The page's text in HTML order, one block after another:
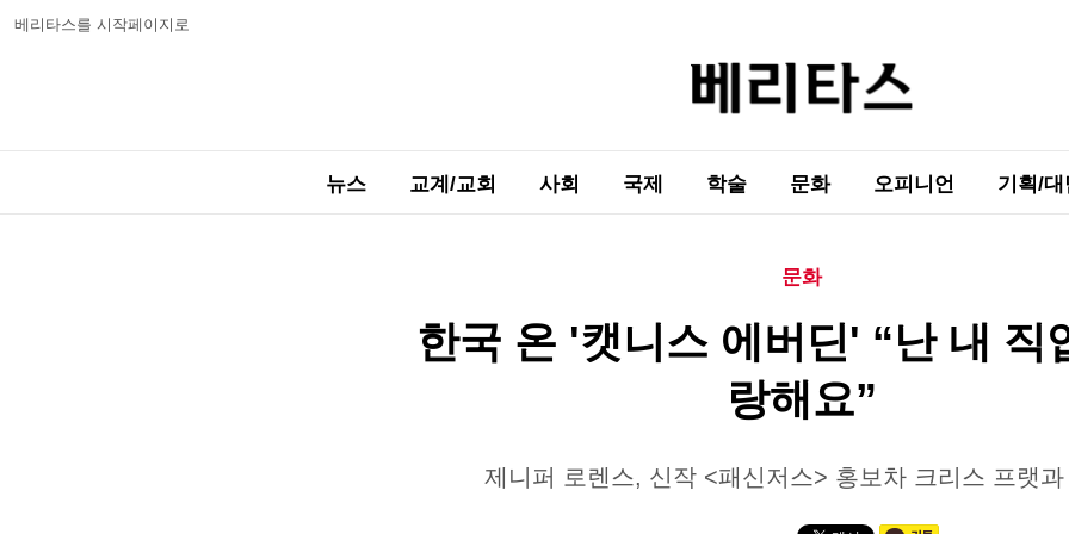
베리타스를 시작페이지로
뉴스 교계/교회 사회 국제 학술 문화 오피니언 기획/대
문화
한국 온 '캣니스 에버딘' “난 내 직
랑해요”
제니퍼 로렌스, 신작 <패신저스> 홍보차 크리스 프랫